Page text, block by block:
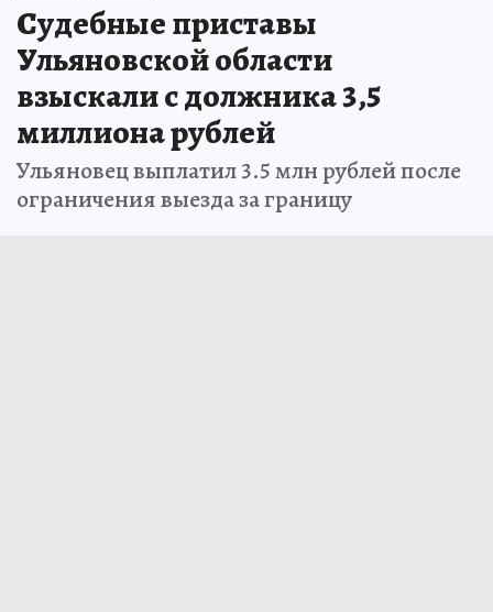
Судебные приставы
Ульяновской области
взыскали с должника 3,5
миллиона рублей
Ульяновец выплатил 3.5 млн рублей после
ограничения выезда за границу